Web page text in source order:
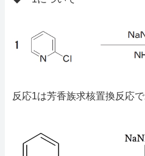
反応1は芳香族求核置換反応で